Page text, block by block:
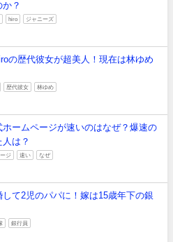
？
hiro ジャニーズ
の歴代彼女が超美人！現在は林ゆめ
歴代彼女 林ゆめ
ホームページが速いのはなぜ？爆速の
は？
ジ 速い なぜ
して2児のパパに！嫁は15歳年下の銀
銀行員